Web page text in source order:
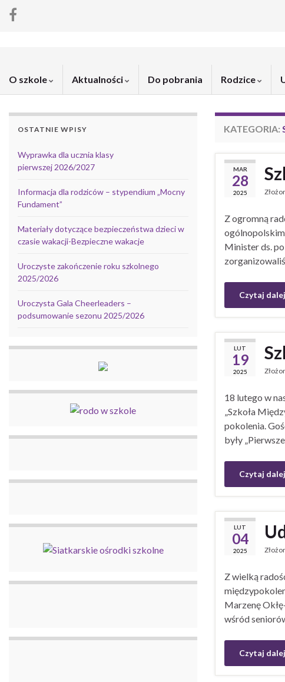
O szkole Aktualności Do pobrania Rodzice
KATEGORIA:
MAR
28
2025
Z ogromną
Minister ds.
Czytaj dalej
LUT
19
2025
18 lutego w
„Szkoła
pokolenia.
były
Czytaj dalej
LUT
04
2025
Z wielką
Marzenę
wśród
Czytaj dalej
OSTATNIE WPISY
Wyprawka dla ucznia klasy
pierwszej 2026/2027
Informacja dla rodziców – stypendium „Mocny
Fundament”
Materiały dotyczące bezpieczeństwa dzieci w
czasie wakacji-Bezpieczne wakacje
Uroczyste zakończenie roku szkolnego
2025/2026
Uroczysta Gala Cheerleaders –
podsumowanie sezonu 2025/2026